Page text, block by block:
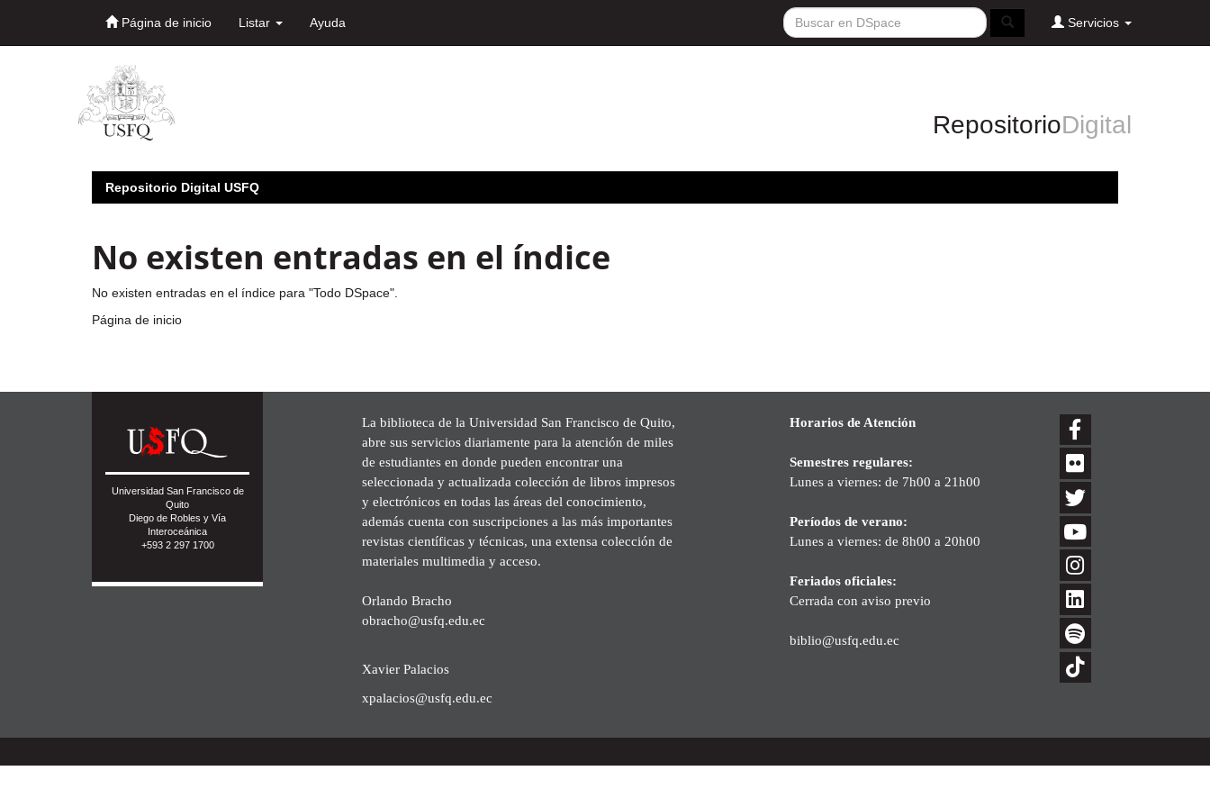
Página de inicio Listar Ayuda Servicios
RepositorioDigital
Repositorio Digital USFQ
No existen entradas en el índice
No existen entradas en el índice para "Todo DSpace".
Página de inicio
Universidad San Francisco de
Quito
Diego de Robles y Vía
Interoceánica
+593 2 297 1700
La biblioteca de la Universidad San Francisco de Quito,
abre sus servicios diariamente para la atención de miles
de estudiantes en donde pueden encontrar una
seleccionada y actualizada colección de libros impresos
y electrónicos en todas las áreas del conocimiento,
además cuenta con suscripciones a las más importantes
revistas científicas y técnicas, una extensa colección de
materiales multimedia y acceso.
Orlando Bracho
obracho@usfq.edu.ec
Xavier Palacios
xpalacios@usfq.edu.ec
Horarios de Atención
Semestres regulares:
Lunes a viernes: de 7h00 a 21h00
Períodos de verano:
Lunes a viernes: de 8h00 a 20h00
Feriados oficiales:
Cerrada con aviso previo
biblio@usfq.edu.ec